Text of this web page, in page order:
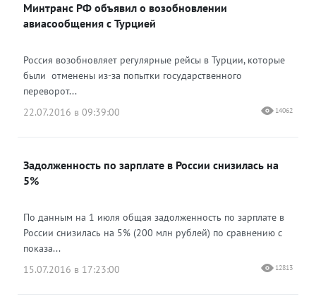
Минтранс РФ объявил о возобновлении
авиасообщения с Турцией
Россия возобновляет регулярные рейсы в Турции, которые
были отменены из-за попытки государственного
переворот...
22.07.2016 в 09:39:00
14062
Задолженность по зарплате в России снизилась на
5%
По данным на 1 июля общая задолженность по зарплате в
России снизилась на 5% (200 млн рублей) по сравнению с
показа...
15.07.2016 в 17:23:00
12813